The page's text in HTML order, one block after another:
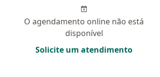
O agendamento online não está
disponível
Solicite um atendimento